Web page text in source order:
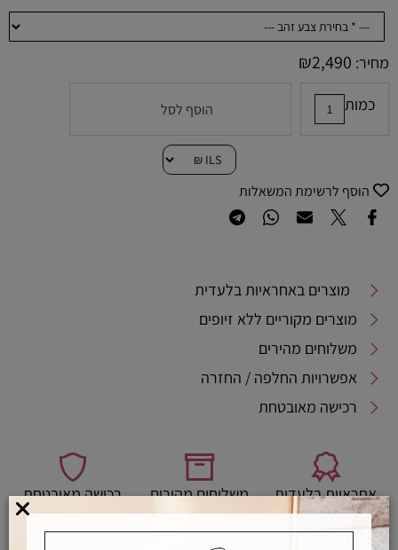
מחיר: ₪2,490
כמות הוסף לסל
הוסף לרשימת המשאלות
מוצרים באחראיות בלעדית
מוצרים מקוריים ללא זיופים
משלוחים מהירים
אפשרויות החלפה / החזרה
רכישה מאובטחת
אחראיות בלעדית משלוחים מהירים רכישה מאובטחת